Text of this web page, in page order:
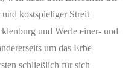
kostspieliger Streit
und Werle einer- und
um das Erbe
schließlich für sich